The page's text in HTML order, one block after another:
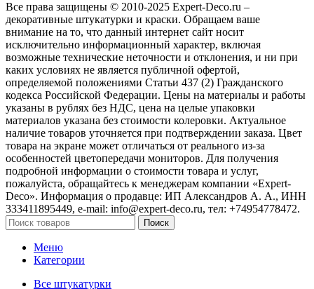
Все права защищены © 2010-2025 Expert-Deco.ru –
декоративные штукатурки и краски. Обращаем ваше
внимание на то, что данный интернет сайт носит
исключительно информационный характер, включая
возможные технические неточности и отклонения, и ни при
каких условиях не является публичной офертой,
определяемой положениями Статьи 437 (2) Гражданского
кодекса Российской Федерации. Цены на материалы и работы
указаны в рублях без НДС, цена на целые упаковки
материалов указана без стоимости колеровки. Актуальное
наличие товаров уточняется при подтверждении заказа. Цвет
товара на экране может отличаться от реального из‑за
особенностей цветопередачи мониторов. Для получения
подробной информации о стоимости товара и услуг,
пожалуйста, обращайтесь к менеджерам компании «Expert-
Deco». Информация о продавце: ИП Александров А. А., ИНН
333411895449, e-mail: info@expert-deco.ru, тел: +74954778472.
Поиск
Меню
Категории
Все штукатурки